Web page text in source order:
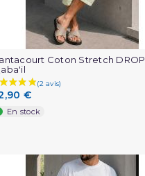
Coton Stretch DROP
€
En stock